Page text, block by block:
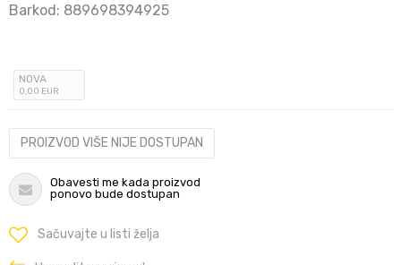
Barkod: 889698394925
NOVA
0,00 EUR
PROIZVOD VIŠE NIJE DOSTUPAN
Obavesti me kada proizvod
ponovo bude dostupan
Sačuvajte u listi želja